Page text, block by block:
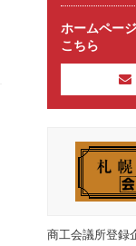
ホームペー
こちら
商工会議所登録